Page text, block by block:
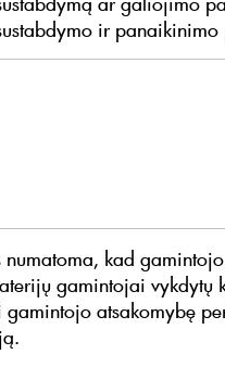
ir panaikinimo
numatoma, kad
gamintojai vykdytų
gamintojo atsakomybę